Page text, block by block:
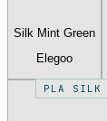
Silk Mint Green
Elegoo
PLA SILK